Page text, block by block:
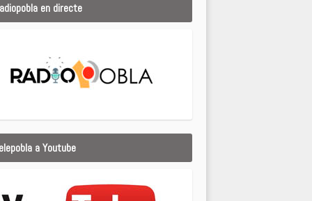
en directe
a Youtube